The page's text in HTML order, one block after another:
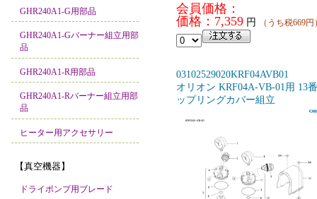
GHR240A1-G用部品
GHR240A1-Gバーナー組立用部
品
GHR240A1-R用部品
GHR240A1-Rバーナー組立用部
品
ヒーター用アクセサリー
【真空機器】
ドライポンプ用ブレード
会員価格：
価格：7,359 円 （うち税669円
03102529020KRF04AVB01
オリオン KRF04A-VB-01用 13
ップリングカバー組立